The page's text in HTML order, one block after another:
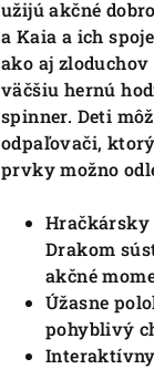
užijú akčné
a Kaia a ich
ako aj
väčšiu hernú
spinner. Deti
odpaľovači,
prvky možno
Hračkársky
Drakom
akčné
Úžasne
pohyblivý